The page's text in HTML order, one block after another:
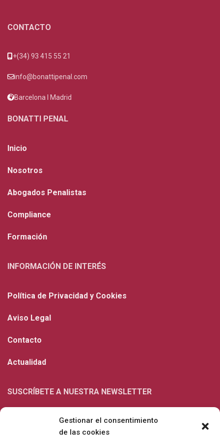
Gestionar el consentimiento
de las cookies
CONTACTO
+(34) 93 415 55 21
info@bonattipenal.com
Barcelona I Madrid
BONATTI PENAL
Inicio
Nosotros
Abogados Penalistas
Compliance
Formación
INFORMACIÓN DE INTERÉS
Política de Privacidad y Cookies
Aviso Legal
Contacto
Actualidad
SUSCRÍBETE A NUESTRA NEWSLETTER